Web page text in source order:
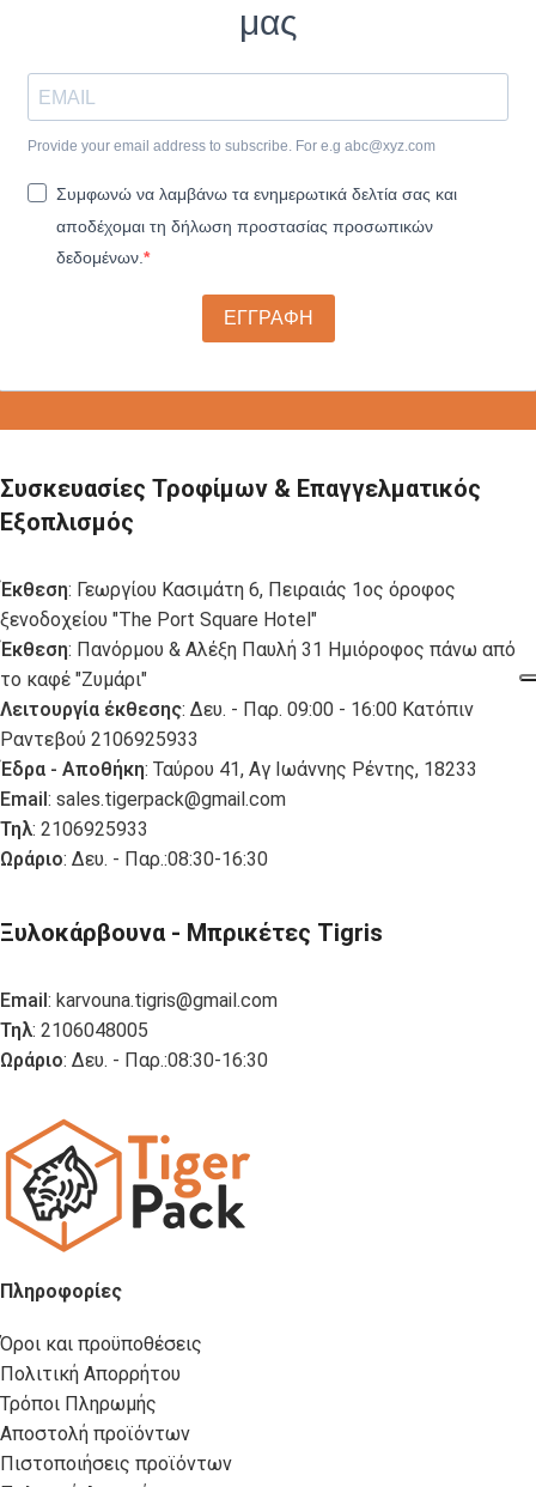
μας
Provide your email address to subscribe. For e.g abc@xyz.com
Συμφωνώ να λαμβάνω τα ενημερωτικά δελτία σας και
αποδέχομαι τη δήλωση προστασίας προσωπικών
δεδομένων.
ΕΓΓΡΑΦΗ
Συσκευασίες Τροφίμων & Επαγγελματικός
Εξοπλισμός
Έκθεση: Γεωργίου Κασιμάτη 6, Πειραιάς 1ος όροφος
ξενοδοχείου "The Port Square Hotel"
Έκθεση: Πανόρμου & Αλέξη Παυλή 31 Ημιόροφος πάνω από
το καφέ "Ζυμάρι"
Λειτουργία έκθεσης: Δευ. - Παρ. 09:00 - 16:00 Κατόπιν
Ραντεβού 2106925933
Έδρα - Αποθήκη: Ταύρου 41, Αγ Ιωάννης Ρέντης, 18233
Email: sales.tigerpack@gmail.com
Τηλ: 2106925933
Ωράριο: Δευ. - Παρ.:08:30-16:30
Ξυλοκάρβουνα - Μπρικέτες Tigris
Email: karvouna.tigris@gmail.com
Τηλ: 2106048005
Ωράριο: Δευ. - Παρ.:08:30-16:30
Πληροφορίες
Όροι και προϋποθέσεις
Πολιτική Απορρήτου
Τρόποι Πληρωμής
Αποστολή προϊόντων
Πιστοποιήσεις προϊόντων